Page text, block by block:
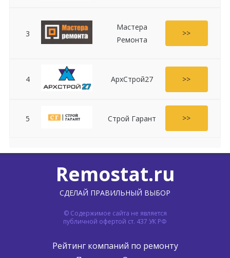
3
Мастера
Ремонта
>>
4 АрхСтрой27 >>
5 Строй Гарант >>
Remostat.ru
СДЕЛАЙ ПРАВИЛЬНЫЙ ВЫБОР
© Содержимое сайта не является
публичной офертой ст. 437 УК РФ
Рейтинг компаний по ремонту